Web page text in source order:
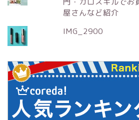
屋さんなど紹介
IMG_2900